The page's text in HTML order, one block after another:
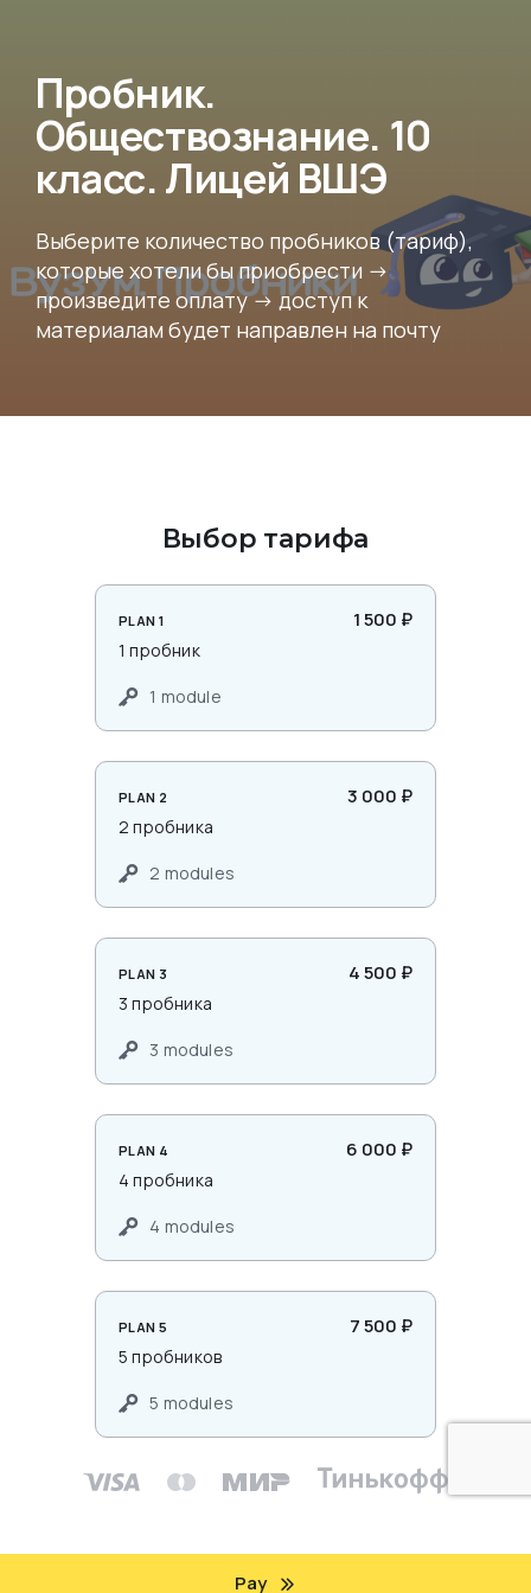
Пробник.
Обществознание. 10
класс. Лицей ВШЭ
Выберите количество пробников (тариф),
которые хотели бы приобрести ->
произведите оплату -> доступ к
материалам будет направлен на почту
Выбор тарифа
PLAN 1 1 500 ₽
1 пробник
1 module
PLAN 2 3 000 ₽
2 пробника
2 modules
PLAN 3 4 500 ₽
3 пробника
3 modules
PLAN 4 6 000 ₽
4 пробника
4 modules
PLAN 5 7 500 ₽
5 пробников
5 modules
Pay